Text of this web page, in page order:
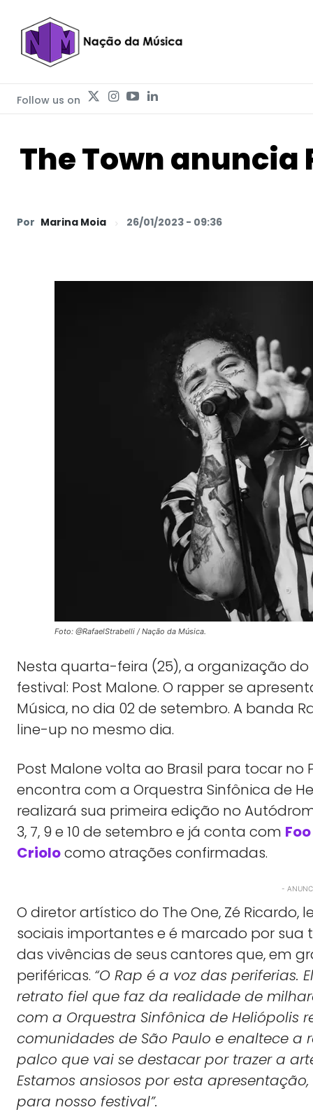
Follow us on
The Town anuncia
Por Marina Moia 26/01/2023 - 09:36
Foto: @RafaelStrabelli / Nação da Música.
Nesta quarta-feira (25), a organização
festival: Post Malone. O rapper se
Música, no dia 02 de setembro. A banda
line-up no mesmo dia.
Post Malone volta ao Brasil para tocar no
encontra com a Orquestra Sinfônica de
realizará sua primeira edição no
3, 7, 9 e 10 de setembro e já conta com
Criolocomo atrações confirmadas.
-
O diretor artístico do The One, Zé
sociais importantes e é marcado por sua
das vivências de seus cantores que, em
periféricas. “O Rap é a voz das periferias.
retrato fiel que faz da realidade de
com a Orquestra Sinfônica de Heliópolis
comunidades de São Paulo e enaltece
palco que vai se destacar por trazer a
Estamos ansiosos por esta
para nosso festival”.